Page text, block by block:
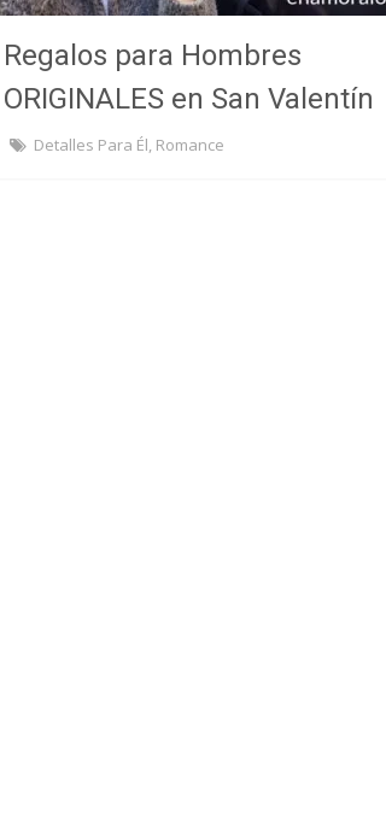
Regalos para Hombres
ORIGINALES en San Valentín
Detalles Para Él, Romance